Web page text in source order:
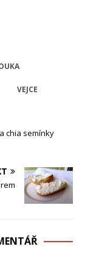
VEJCE
chia semínky